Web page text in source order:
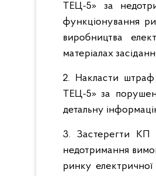
ТЕЦ-5» за
функціонування
виробництва
матеріалах
2. Накласти
ТЕЦ-5» за
детальну
3. Застерегти
недотримання
ринку електричної